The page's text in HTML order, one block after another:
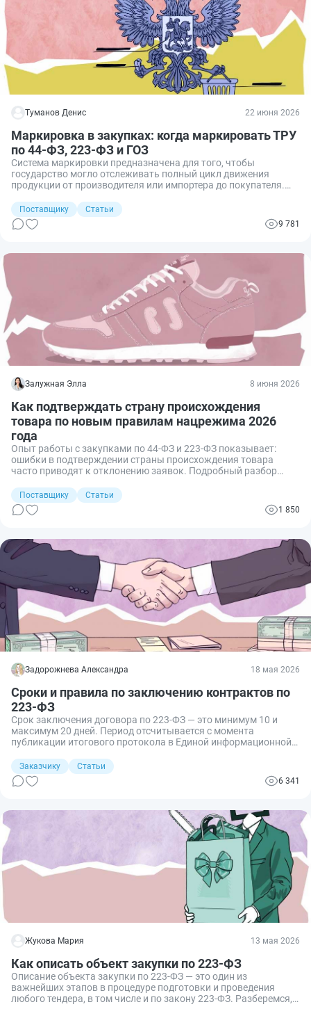
Туманов Денис 22 июня 2026
Маркировка в закупках: когда маркировать ТРУ
по 44-ФЗ, 223-ФЗ и ГОЗ
Система маркировки предназначена для того, чтобы
государство могло отслеживать полный цикл движения
продукции от производителя или импортера до покупателя.
идентификации установлена Федеральным законом от
28.12.2009 № 381-ФЗ. Рассказываю об особенностях
маркировки в госзакупках.
Поставщику
Статьи
9 781
Залужная Элла 8 июня 2026
Как подтверждать страну происхождения
товара по новым правилам нацрежима 2026
года
Опыт работы с закупками по 44‑ФЗ и 223‑ФЗ показывает:
ошибки в подтверждении страны происхождения товара
часто приводят к отклонению заявок. Подробный разбор
отклонения, а заказчику — спорных ситуаций.
Поставщику
Статьи
1 850
Задорожнева Александра 18 мая 2026
Сроки и правила по заключению контрактов по
223-ФЗ
Срок заключения договора по 223-ФЗ — это минимум 10 и
максимум 20 дней. Период отсчитывается с момента
публикации итогового протокола в Единой информационной
заключения договора по 223‑ФЗ: от подготовки проекта
контракта до внесения сведений в реестр.
Заказчику
Статьи
6 341
Жукова Мария 13 мая 2026
Как описать объект закупки по 223-ФЗ
Описание объекта закупки по 223-ФЗ — это один из
важнейших этапов в процедуре подготовки и проведения
любого тендера, в том числе и по закону 223-ФЗ. Разберемся,